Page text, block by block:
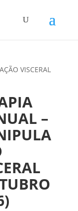
VISCERAL
–